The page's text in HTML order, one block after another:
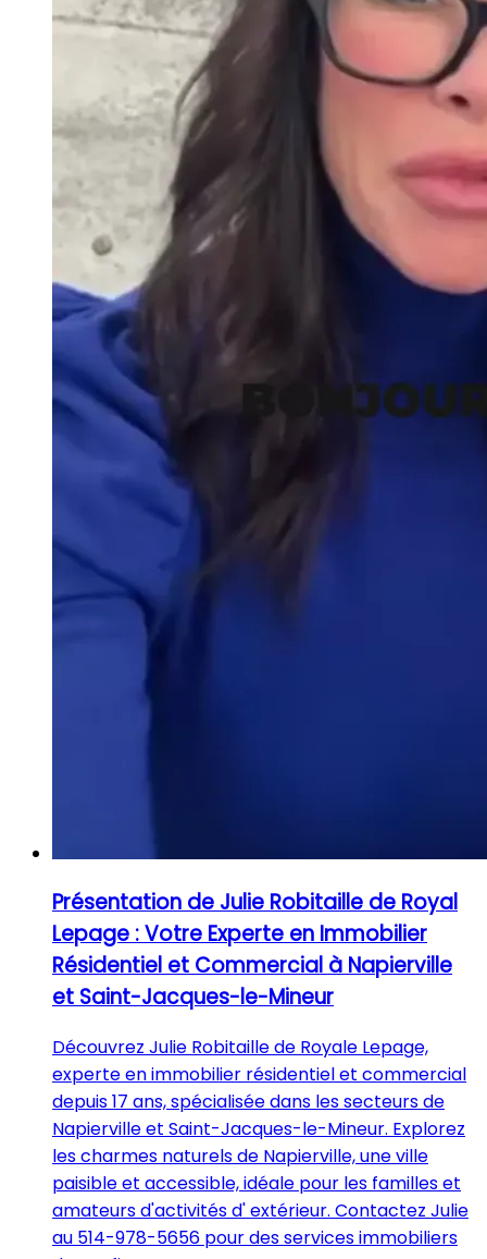
Présentation de Julie Robitaille de Royal
Lepage : Votre Experte en Immobilier
Résidentiel et Commercial à Napierville
et Saint-Jacques-le-Mineur
Découvrez Julie Robitaille de Royale Lepage,
experte en immobilier résidentiel et commercial
depuis 17 ans, spécialisée dans les secteurs de
Napierville et Saint-Jacques-le-Mineur. Explorez
les charmes naturels de Napierville, une ville
paisible et accessible, idéale pour les familles et
amateurs d'activités d' extérieur. Contactez Julie
au 514-978-5656 pour des services immobiliers